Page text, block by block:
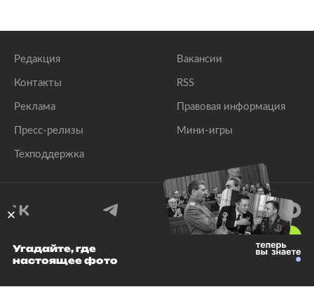
Редакция
Контакты
Реклама
Пресс-релизы
Техподдержка
Вакансии
RSS
Правовая информация
Мини-игры
© 1999–2026 Все права защищены.
Угадайте, где
настоящее фото